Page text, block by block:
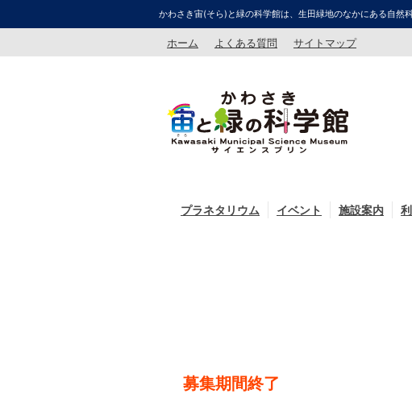
かわさき宙(そら)と緑の科学館は、生田緑地のなかにある自然
ホーム よくある質問 サイトマップ
プラネタリウム イベント 施設案内
募集期間終了